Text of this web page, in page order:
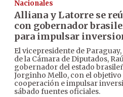
Nacionales
Alliana y Latorre se
con gobernador
para impulsar
El vicepresidente de
de la Cámara de Diputados,
gobernador del estado
Jorginho Mello, con el objetivo
cooperación e impulsar
sábado fuentes oficiales.